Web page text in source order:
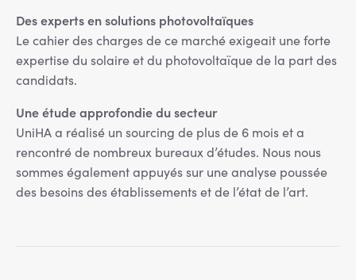
Des experts en solutions photovoltaïques
Le cahier des charges de ce marché exigeait une forte
expertise du solaire et du photovoltaïque de la part des
candidats.
Une étude approfondie du secteur
UniHA a réalisé un sourcing de plus de 6 mois et a
rencontré de nombreux bureaux d’études. Nous nous
sommes également appuyés sur une analyse poussée
des besoins des établissements et de l’état de l’art.